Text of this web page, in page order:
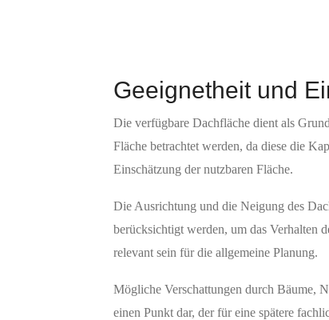
Geeignetheit und
Die verfügbare Dachfläche dient als
Fläche betrachtet werden, da diese die
Einschätzung der nutzbaren Fläche.
Die Ausrichtung und die Neigung des
berücksichtigt werden, um das Verhalten
relevant sein für die allgemeine Planung.
Mögliche Verschattungen durch Bäume,
einen Punkt dar, der für eine spätere